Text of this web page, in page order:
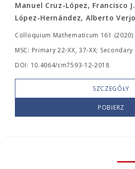
Manuel Cruz-López, Francisco J.
López-Hernández, Alberto
Colloquium Mathematicum 161 (2020)
MSC: Primary 22-XX, 37-XX;
DOI: 10.4064/cm7593-12-2018
SZCZEGÓŁY
POBIERZ